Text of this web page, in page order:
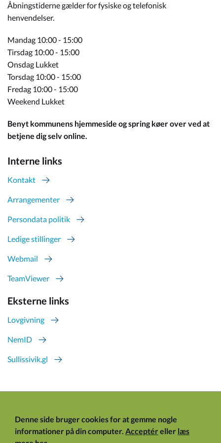
Åbningstiderne gælder for fysiske og telefonisk
henvendelser.
Mandag 10:00 - 15:00
Tirsdag 10:00 - 15:00
Onsdag Lukket
Torsdag 10:00 - 15:00
Fredag 10:00 - 15:00
Weekend Lukket
Benyt kommunens hjemmeside og spring køer over ved at
betjene dig selv online.
Interne links
Kontakt
Arrangementer
Persondata politik
Ledige stillinger
Webmail
TeamViewer
Eksterne links
Lovgivning
NemID
Sullissivik.gl
Denne side bruger cookies for at gemme nogle
informationer på din computer. Acceptéreller læs